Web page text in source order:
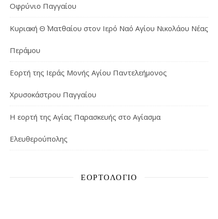
Οφρύνιο Παγγαίου
Κυριακή Θ΄ Ματθαίου στον Ιερό Ναό Αγίου Νικολάου Νέας
Περάμου
Εορτή της Ιεράς Μονής Αγίου Παντελεήμονος
Χρυσοκάστρου Παγγαίου
Η εορτή της Αγίας Παρασκευής στο Αγίασμα
Ελευθερούπολης
ΕΟΡΤΟΛΌΓΙΟ